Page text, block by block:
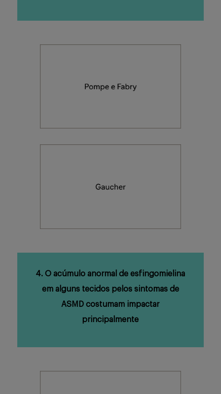
4. O acúmulo anormal de esfingomielina
em alguns tecidos pelos sintomas de
ASMD costumam impactar
principalmente